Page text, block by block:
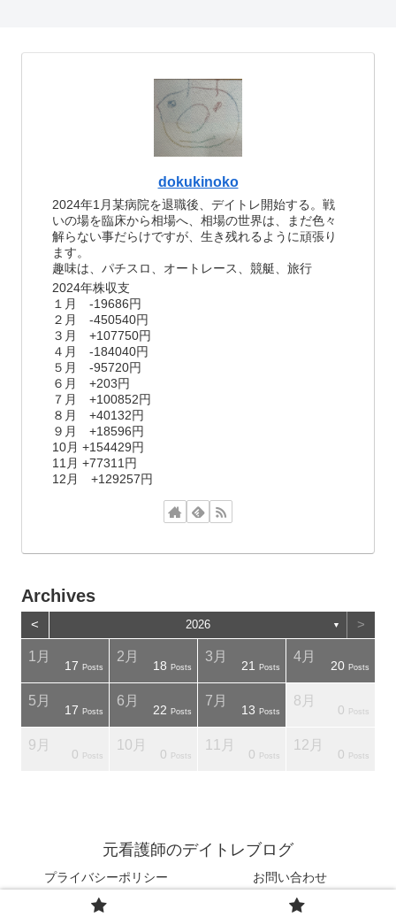
dokukinoko
2024年1月某病院を退職後、デイトレ開始する。戦
いの場を臨床から相場へ、相場の世界は、まだ色々
解らない事だらけですが、生き残れるように頑張り
ます。
趣味は、パチスロ、オートレース、競艇、旅行
2024年株収支
１月 -19686円
２月 -450540円
３月 +107750円
４月 -184040円
５月 -95720円
６月 +203円
７月 +100852円
８月 +40132円
９月 +18596円
10月 +154429円
11月 +77311円
12月 +129257円
Archives
< 2026 ▼ >
1月
17 Posts
2月
18 Posts
3月
21 Posts
4月
20 Posts
5月
17 Posts
6月
22 Posts
7月
13 Posts
8月
0 Posts
9月
0 Posts
10月
0 Posts
11月
0 Posts
12月
0 Posts
元看護師のデイトレブログ
プライバシーポリシー お問い合わせ
© 2024 元看護師のデイトレブログ.